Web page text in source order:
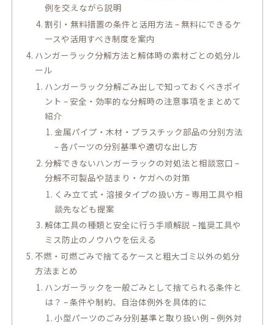
例を交えながら説明
割引・無料措置の条件と活用方法 – 無料にできるケ
ースや活用すべき制度を案内
ハンガーラック分解方法と解体時の素材ごとの処分ル
ール
ハンガーラック分解ごみ出しで知っておくべきポイ
ント – 安全・効率的な分解時の注意事項をまとめて
紹介
金属パイプ・木材・プラスチック部品の分別方法
– 各パーツの分別基準や適切な出し方
分解できないハンガーラックの対処法と相談窓口 –
分解不可製品や詰まり・ケガへの対策
くみ立て式・溶接タイプの扱い方 – 専用工具や相
談先なども提案
解体工具の種類と安全に行う手順解説 – 推奨工具や
ミス防止のノウハウを伝える
不燃・可燃ごみで捨てるケースと粗大ゴミ以外の処分
方法まとめ
ハンガーラックを一般ごみとして捨てられる条件と
は？ – 条件や制約、自治体例外を具体的に
小型パーツのごみ分別基準と取り扱い例 – 例外対